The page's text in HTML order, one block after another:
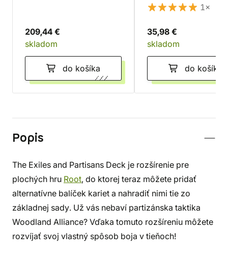
209,44 €
skladom
do košíka
1×
35,98 €
skladom
do košíka
Popis
The Exiles and Partisans Deck je rozšírenie pre
plochých hru Root, do ktorej teraz môžete pridať
alternatívne balíček kariet a nahradiť nimi tie zo
základnej sady. Už vás nebaví partizánska taktika
Woodland Alliance? Vďaka tomuto rozšíreniu môžete
rozvíjať svoj vlastný spôsob boja v tieňoch!